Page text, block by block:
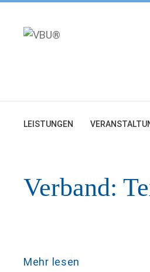
springen
LEISTUNGEN
Verband:
Mehr lesen